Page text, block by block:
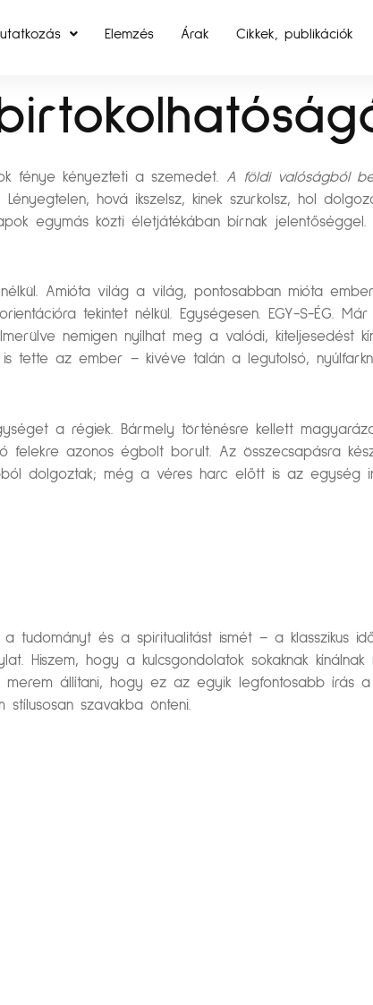
Elemzés Árak Cikkek, publikációk
fénye kényezteti a szemedet. A földi valóságból
Lényegtelen, hová ikszelsz, kinek szurkolsz, hol
egymás közti életjátékában bírnak jelentőséggel.
Amióta világ a világ, pontosabban mióta
tekintet nélkül. Egységesen. EGY-S-ÉG.
nemigen nyílhat meg a valódi, kiteljesedést
tette az ember – kivéve talán a legutolsó,
a régiek. Bármely történésre kellett
felekre azonos égbolt borult. Az összecsapásra
dolgoztak; még a véres harc előtt is az egység
tudományt és a spiritualitást ismét – a klasszikus
Hiszem, hogy a kulcsgondolatok sokaknak
merem állítani, hogy ez az egyik legfontosabb írás
szavakba önteni.